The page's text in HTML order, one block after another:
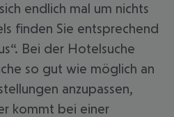
endlich mal um nichts
finden Sie entsprechend
Bei der Hotelsuche
so gut wie möglich an
anzupassen,
kommt bei einer